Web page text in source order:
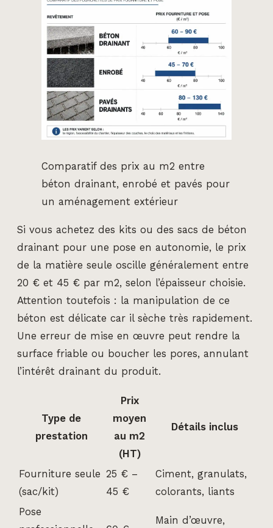
Comparatif des prix au m2 entre
béton drainant, enrobé et pavés pour
un aménagement extérieur
Si vous achetez des kits ou des sacs de béton
drainant pour une pose en autonomie, le prix
de la matière seule oscille généralement entre
20 € et 45 € par m2, selon l’épaisseur choisie.
Attention toutefois : la manipulation de ce
béton est délicate car il sèche très rapidement.
Une erreur de mise en œuvre peut rendre la
surface friable ou boucher les pores, annulant
l’intérêt drainant du produit.
Type de
prestation
Prix
moyen
au m2
(HT)
Détails inclus
Fourniture seule
(sac/kit)
25 € –
45 €
Ciment, granulats,
colorants, liants
Pose
Main d’œuvre,